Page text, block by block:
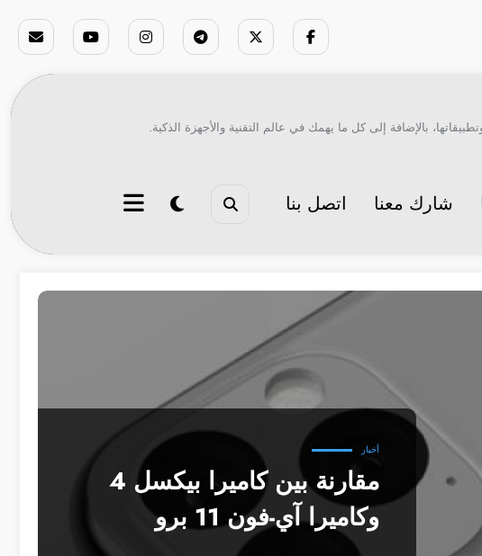
بالإضافة إلى كل ما يهمك في عالم التقنية والأجهزة الذكية.
شارك معنا اتصل بنا
أخبار
مقارنة بين كاميرا بيكسل 4
وكاميرا آي-فون 11 برو